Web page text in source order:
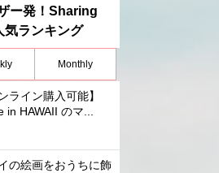
ー発！Sharing
ランキング
Monthly
ライン購入可能】
in HAWAII のマ...
の絵画をおうちに飾